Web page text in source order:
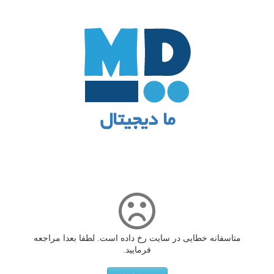
ما دیجیتال
متاسفانه خطایی در سایت رخ داده است. لطفا بعدا مراجعه
فرمایید.